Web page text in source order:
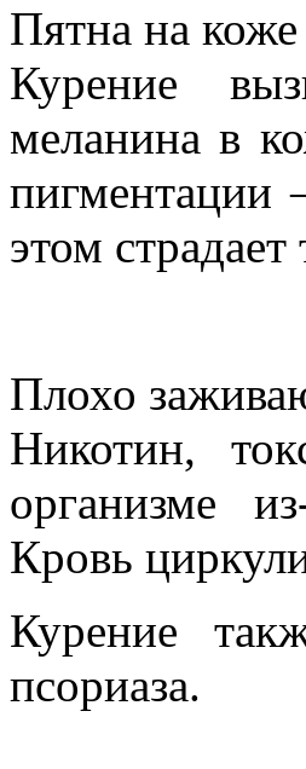
Пятна на коже
Курение
меланина в
пигментации
этом
Плохо
Никотин,
организме
Кровь
Курение
псориаза.